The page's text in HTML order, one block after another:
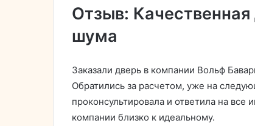
Отзыв:
шума
Заказали дверь в компании Вольф
Обратились за расчетом, уже на
проконсультировала и ответила на
компании близко к идеальному.